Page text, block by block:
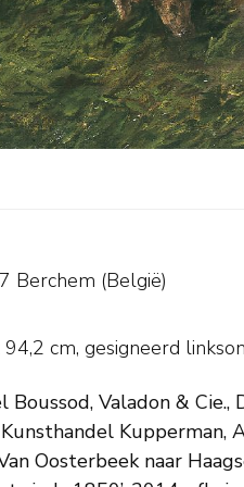
Berchem (België)
94,2 cm, gesigneerd
Boussod, Valadon & Cie.,
Kupperman,
Oosterbeek naar